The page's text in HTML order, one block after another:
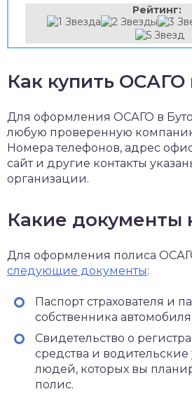
Рейтинг:
Как купить ОСАГО
Для оформления ОСАГО в
любую проверенную
Номера телефонов, адрес
сайт и другие контакты
организации.
Какие документы
Для оформления полиса
следующие документы:
Паспорт страхователя и
собственника автомобиля.
Свидетельство о
средства и
людей, которых вы
полис.